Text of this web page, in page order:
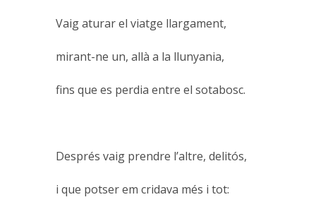
Vaig aturar el viatge llargament,
mirant-ne un, allà a la llunyania,
fins que es perdia entre el sotabosc.
Després vaig prendre l’altre, delitós,
i que potser em cridava més i tot: